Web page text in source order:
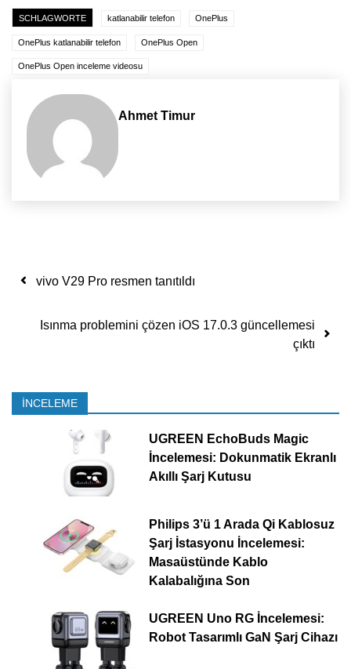
SCHLAGWORTE katlanabilir telefon OnePlus
OnePlus katlanabilir telefon OnePlus Open
OnePlus Open inceleme videosu
Ahmet Timur
Yazı dolaşımı
vivo V29 Pro resmen tanıtıldı
Isınma problemini çözen iOS 17.0.3 güncellemesi
çıktı
İNCELEME
UGREEN EchoBuds Magic
İncelemesi: Dokunmatik Ekranlı
Akıllı Şarj Kutusu
Philips 3’ü 1 Arada Qi Kablosuz
Şarj İstasyonu İncelemesi:
Masaüstünde Kablo
Kalabalığına Son
UGREEN Uno RG İncelemesi:
Robot Tasarımlı GaN Şarj Cihazı